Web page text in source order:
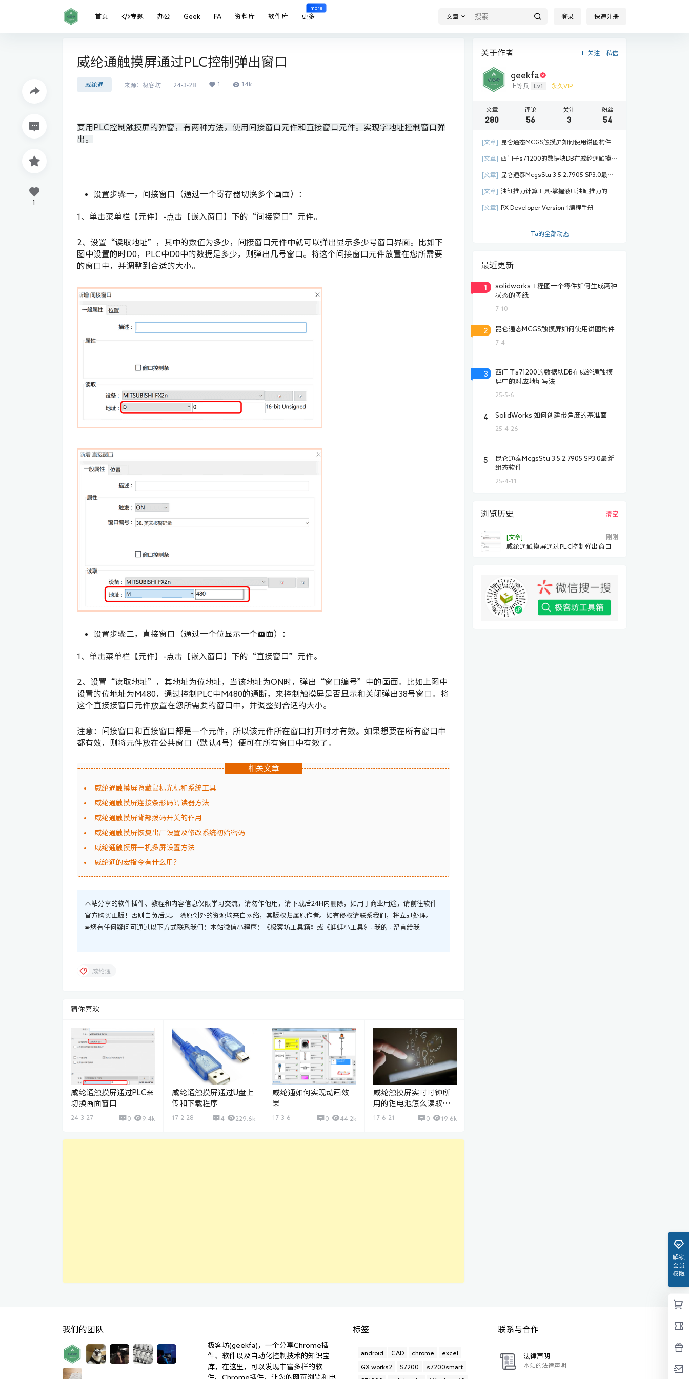
首页 专题 办公 Geek FA 资料库 软件库 更多
more
文章 登录 快速注册
威纶通触摸屏通过PLC控制弹出窗口
威纶通 来源： 极客坊 24-3-28 1 14k
要用PLC控制触摸屏的弹窗，有两种方法，使用间接窗口元件和直接窗口元件。实现字地址控制窗口弹
出。
设置步骤一，间接窗口（通过一个寄存器切换多个画面）：
1、单击菜单栏【元件】-点击【嵌入窗口】下的“间接窗口”元件。
2、设置“读取地址”，其中的数值为多少，间接窗口元件中就可以弹出显示多少号窗口界面。比如下
图中设置的时D0，PLC中D0中的数据是多少，则弹出几号窗口。将这个间接窗口元件放置在您所需要
的窗口中，并调整到合适的大小。
设置步骤二，直接窗口（通过一个位显示一个画面）：
1、单击菜单栏【元件】-点击【嵌入窗口】下的“直接窗口”元件。
2、设置“读取地址”，其地址为位地址，当该地址为ON时，弹出“窗口编号”中的画面。比如上图中
设置的位地址为M480，通过控制PLC中M480的通断，来控制触摸屏是否显示和关闭弹出38号窗口。将
这个直接接窗口元件放置在您所需要的窗口中，并调整到合适的大小。
注意：间接窗口和直接窗口都是一个元件，所以该元件所在窗口打开时才有效。如果想要在所有窗口中
都有效，则将元件放在公共窗口（默认4号）便可在所有窗口中有效了。
相关文章
威纶通触摸屏隐藏鼠标光标和系统工具
威纶通触摸屏连接条形码阅读器方法
威纶通触摸屏背部拨码开关的作用
威纶通触摸屏恢复出厂设置及修改系统初始密码
威纶通触摸屏一机多屏设置方法
威纶通的宏指令有什么用？
本站分享的软件插件、教程和内容信息仅限学习交流，请勿作他用，请下载后24H内删除，如用于商业用途，请前往软件
官方购买正版！否则自负后果。 除原创外的资源均来自网络，其版权归属原作者。如有侵权请联系我们，将立即处理。
➽您有任何疑问可通过以下方式联系我们：本站微信小程序：《极客坊工具箱》或《蛙蛙小工具》- 我的 - 留言给我
1
威纶通
猜你喜欢
威纶通触摸屏通过PLC来
切换画面窗口
24-3-27 0 9.4k
威纶通触摸屏通过U盘上
传和下载程序
17-2-28 4 229.6k
威纶通如何实现动画效
果
17-3-6 0 44.2k
威纶触摸屏实时时钟所
用的锂电池怎么读取其
电压值
17-6-21 0 19.6k
关于作者 关注 私信
geekfa
上等兵 Lv1 永久VIP
文章
280
评论
56
关注
3
粉丝
54
[文章] 昆仑通态MCGS触摸屏如何使用饼图构件
[文章]
西门子s71200的数据块DB在威纶通触摸屏
[文章]
昆仑通泰McgsStu 3.5.2.7905 SP3.0最新
[文章]
油缸推力计算工具-掌握液压油缸推力的必
[文章]
PX Developer Version 1编程手册
Ta的全部动态
最近更新
1
solidworks工程图一个零件如何生成两种
状态的图纸
7-10
2 昆仑通态MCGS触摸屏如何使用饼图构件
7-4
3
西门子s71200的数据块DB在威纶通触摸
屏中的对应地址写法
25-5-6
4 SolidWorks 如何创建带角度的基准面
25-4-26
5
昆仑通泰McgsStu 3.5.2.7905 SP3.0最新
组态软件
25-4-11
浏览历史 清空
[文章] 刚刚
威纶通触摸屏通过PLC控制弹出窗口
解锁
会员
权限
我们的团队
极客坊(geekfa)，一个分享Chrome插
件、软件以及自动化控制技术的知识宝
库，在这里，可以发现丰富多样的软
件、Chrome插件，让您的网页浏览和电
标签
android CAD chrome excel
GX works2 S7200 s7200smart
联系与合作
法律声明
本站的法律声明